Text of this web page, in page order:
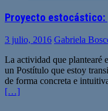
Proyecto estocástico:
3 julio, 2016 Gabriela
La actividad que plantearé
un Postítulo que estoy
de forma concreta e
[…]